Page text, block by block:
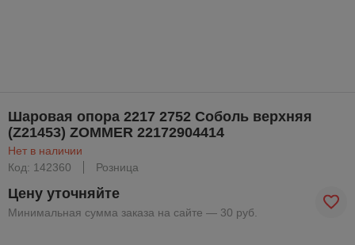
Шаровая опора 2217 2752 Соболь верхняя
(Z21453) ZOMMER 22172904414
Нет в наличии
Код: 142360
Розница
Цену уточняйте
Минимальная сумма заказа на сайте — 30 руб.